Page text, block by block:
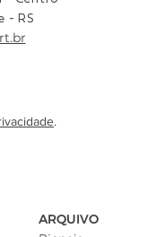
- RS
.
ARQUIVO